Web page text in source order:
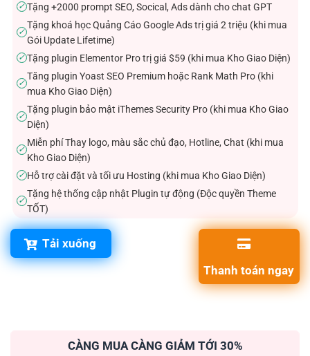
✓Tặng +2000 prompt SEO, Socical, Ads dành cho chat GPT
✓
Tặng khoá học Quảng Cáo Google Ads trị giá 2 triệu (khi mua
Gói Update Lifetime)
✓Tặng plugin Elementor Pro trị giá $59 (khi mua Kho Giao Diện)
✓
Tăng plugin Yoast SEO Premium hoặc Rank Math Pro (khi
mua Kho Giao Diện)
✓
Tặng plugin bảo mật iThemes Security Pro (khi mua Kho Giao
Diện)
✓
Miễn phí Thay logo, màu sắc chủ đạo, Hotline, Chat (khi mua
Kho Giao Diện)
✓Hỗ trợ cài đặt và tối ưu Hosting (khi mua Kho Giao Diện)
✓
Tặng hệ thống cập nhật Plugin tự động (Độc quyền Theme
TỐT)
Tải xuống
Thanh toán ngay
CÀNG MUA CÀNG GIẢM TỚI 30%